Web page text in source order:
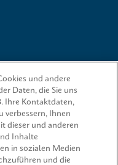
und andere
Daten, die Sie uns
Ihre Kontaktdaten,
verbessern, Ihnen
dieser und anderen
Inhalte
in sozialen Medien
und die